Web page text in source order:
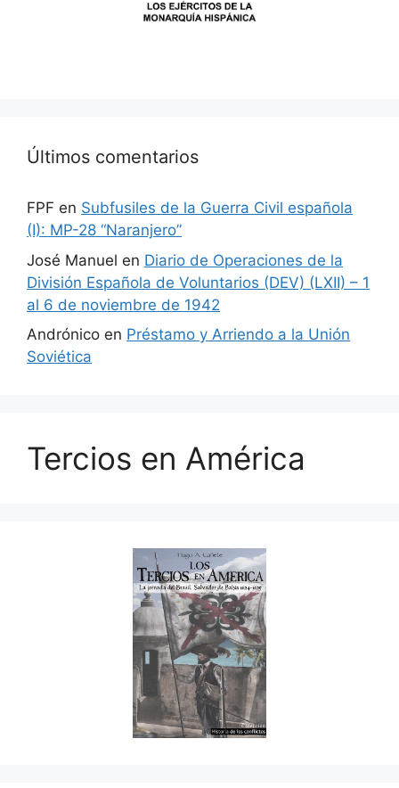
Últimos comentarios
FPF en Subfusiles de la Guerra Civil española
(I): MP-28 “Naranjero”
José Manuel en Diario de Operaciones de la
División Española de Voluntarios (DEV) (LXII) – 1
al 6 de noviembre de 1942
Andrónico en Préstamo y Arriendo a la Unión
Soviética
Tercios en América